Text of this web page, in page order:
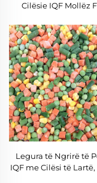
Cilësie IQF Mollëz
Nutritive Mollëz e
Legura të Ngrirë të
IQF me Cilësi të